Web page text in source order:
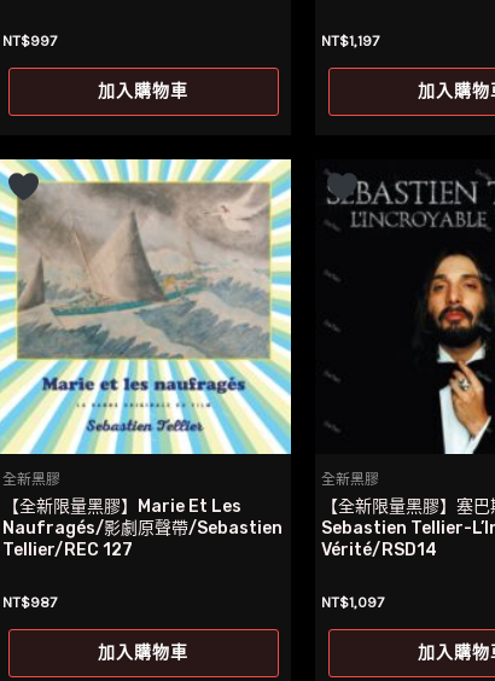
NT$997
加入購物車
NT$1,197
加入購物
全新黑膠
【全新限量黑膠】Marie Et Les
Naufragés/影劇原聲帶/Sebastien
Tellier/REC 127
NT$987
加入購物車
全新黑膠
【全新限量黑膠】塞
Sebastien Tellier-
Vérité/RSD14
NT$1,097
加入購物